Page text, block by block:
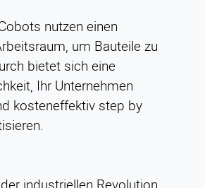
nutzen einen
um Bauteile zu
bietet sich eine
Ihr Unternehmen
kosteneffektiv step by